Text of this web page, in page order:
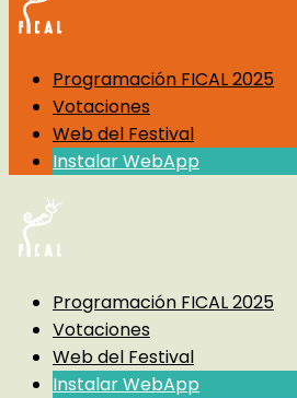
Programación FICAL 2025
Votaciones
Web del Festival
Instalar WebApp
Programación FICAL 2025
Votaciones
Web del Festival
Instalar WebApp